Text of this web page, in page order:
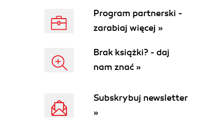
FinTech
Commercial banks
Investment banks
Hedge funds
Regulatory institutions
Big tech firms
Responsibilities and Activities of a
Program partnerski -
zarabiaj więcej »
Brak książki? - daj
nam znać »
Subskrybuj newsletter
»